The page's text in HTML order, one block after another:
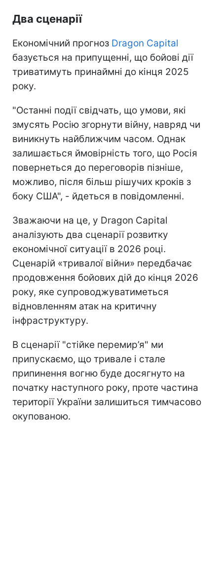
Два сценарії
Економічний прогноз Dragon Capital
базується на припущенні, що бойові дії
триватимуть принаймні до кінця 2025
року.
"Останні події свідчать, що умови, які
змусять Росію згорнути війну, навряд чи
виникнуть найближчим часом. Однак
залишається ймовірність того, що Росія
повернеться до переговорів пізніше,
можливо, після більш рішучих кроків з
боку США", - йдеться в повідомленні.
Зважаючи на це, у Dragon Capital
аналізують два сценарії розвитку
економічної ситуації в 2026 році.
Сценарій «тривалої війни» передбачає
продовження бойових дій до кінця 2026
року, яке супроводжуватиметься
відновленням атак на критичну
інфраструктуру.
В сценарії "стійке перемир’я" ми
припускаємо, що тривале і стале
припинення вогню буде досягнуто на
початку наступного року, проте частина
території України залишиться тимчасово
окупованою.